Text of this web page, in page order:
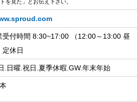
を見た」とお伝え下さい。
受付時間 8:30~17:00 （12:00～13:00 昼
定休日
.日曜.祝日.夏季休暇.GW.年末年始